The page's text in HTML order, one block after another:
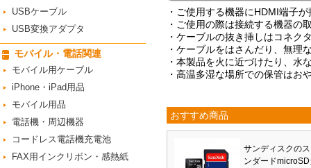
USBケーブル
USB変換アダプタ
モバイル・電話関連
モバイル用ケーブル
iPhone・iPad用品
モバイル用品
電話機・周辺機器
コードレス電話機充電池
FAX用インクリボン・感熱紙
・ご使用する機器にHDMI端子
・ご使用の際は接続する機器の
・ケーブルの抜き挿しはコネク
・ケーブルをはさんだり、無理
・本製品を火に近づけたり、水
・高温多湿な場所での保管はお
おすすめ商品
サンディスクの
ンダード